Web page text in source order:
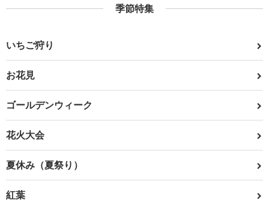
季節特集
いちご狩り
お花見
ゴールデンウィーク
花火大会
夏休み（夏祭り）
紅葉